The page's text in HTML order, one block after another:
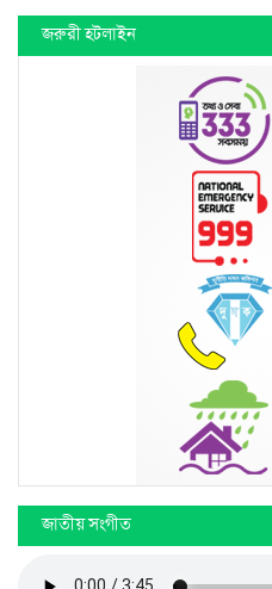
জরুরী হটলাইন
জাতীয় সংগীত